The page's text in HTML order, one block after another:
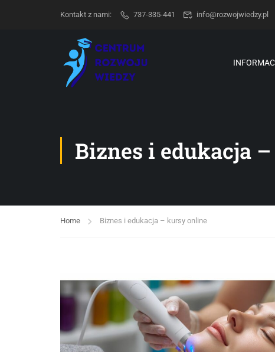
Kontakt z nami: 737-335-441 info@rozwojwiedzy.pl
Biznes i edukacja
Home Biznes i edukacja – kursy online